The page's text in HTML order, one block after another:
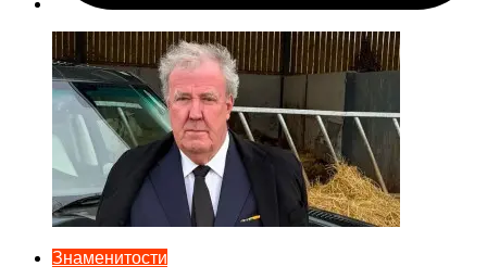
Знаменитости